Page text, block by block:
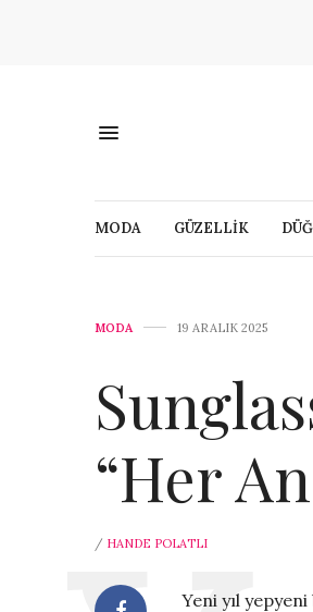
MODA GÜZELLİK
MODA 19 ARALIK 2025
“Her
/ HANDE POLATLI
Yeni yıl